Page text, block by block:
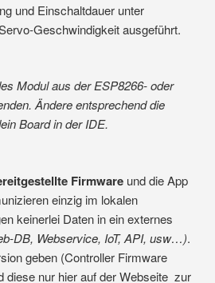
und Einschaltdauer unter
Geschwindigkeit ausgeführt.
Modul aus der ESP8266- oder
Ändere entsprechend die
Board in der IDE.
Firmware und die App
einzig im lokalen
keinerlei Daten in ein externes
DB, Webservice, IoT, API, usw…).
geben (Controller Firmware
diese nur hier auf der Webseite zur